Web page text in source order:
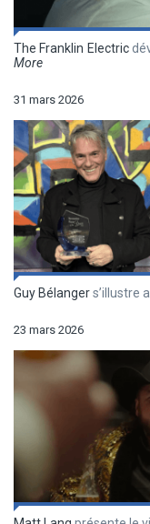
The Franklin Electric
More
31 mars 2026
Guy Bélangers’illustre
23 mars 2026